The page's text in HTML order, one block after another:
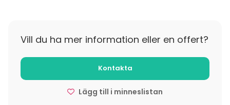
Kilta-salin varaus- ja peruutusehdot erillisenä
Vill du ha mer information eller en offert?
Kontakta
Lägg till i minneslistan